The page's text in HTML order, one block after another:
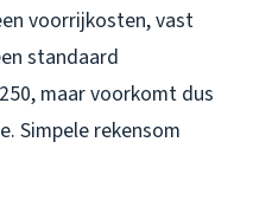
voorrijkosten, vast
standaard
maar voorkomt dus
Simpele rekensom